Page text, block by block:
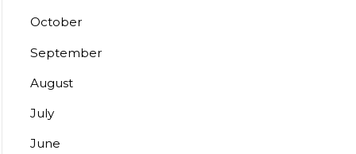
October
September
August
July
June